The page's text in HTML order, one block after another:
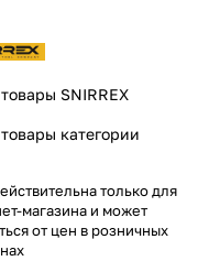
SNIRREX
категории
только для
магазина и может
от цен в розничных